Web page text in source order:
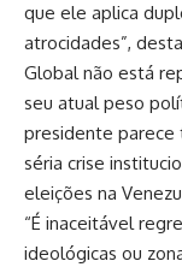
que ele aplica
atrocidades”,
Global não está
seu atual peso
presidente parece
séria crise
eleições na
“É inaceitável
ideológicas ou